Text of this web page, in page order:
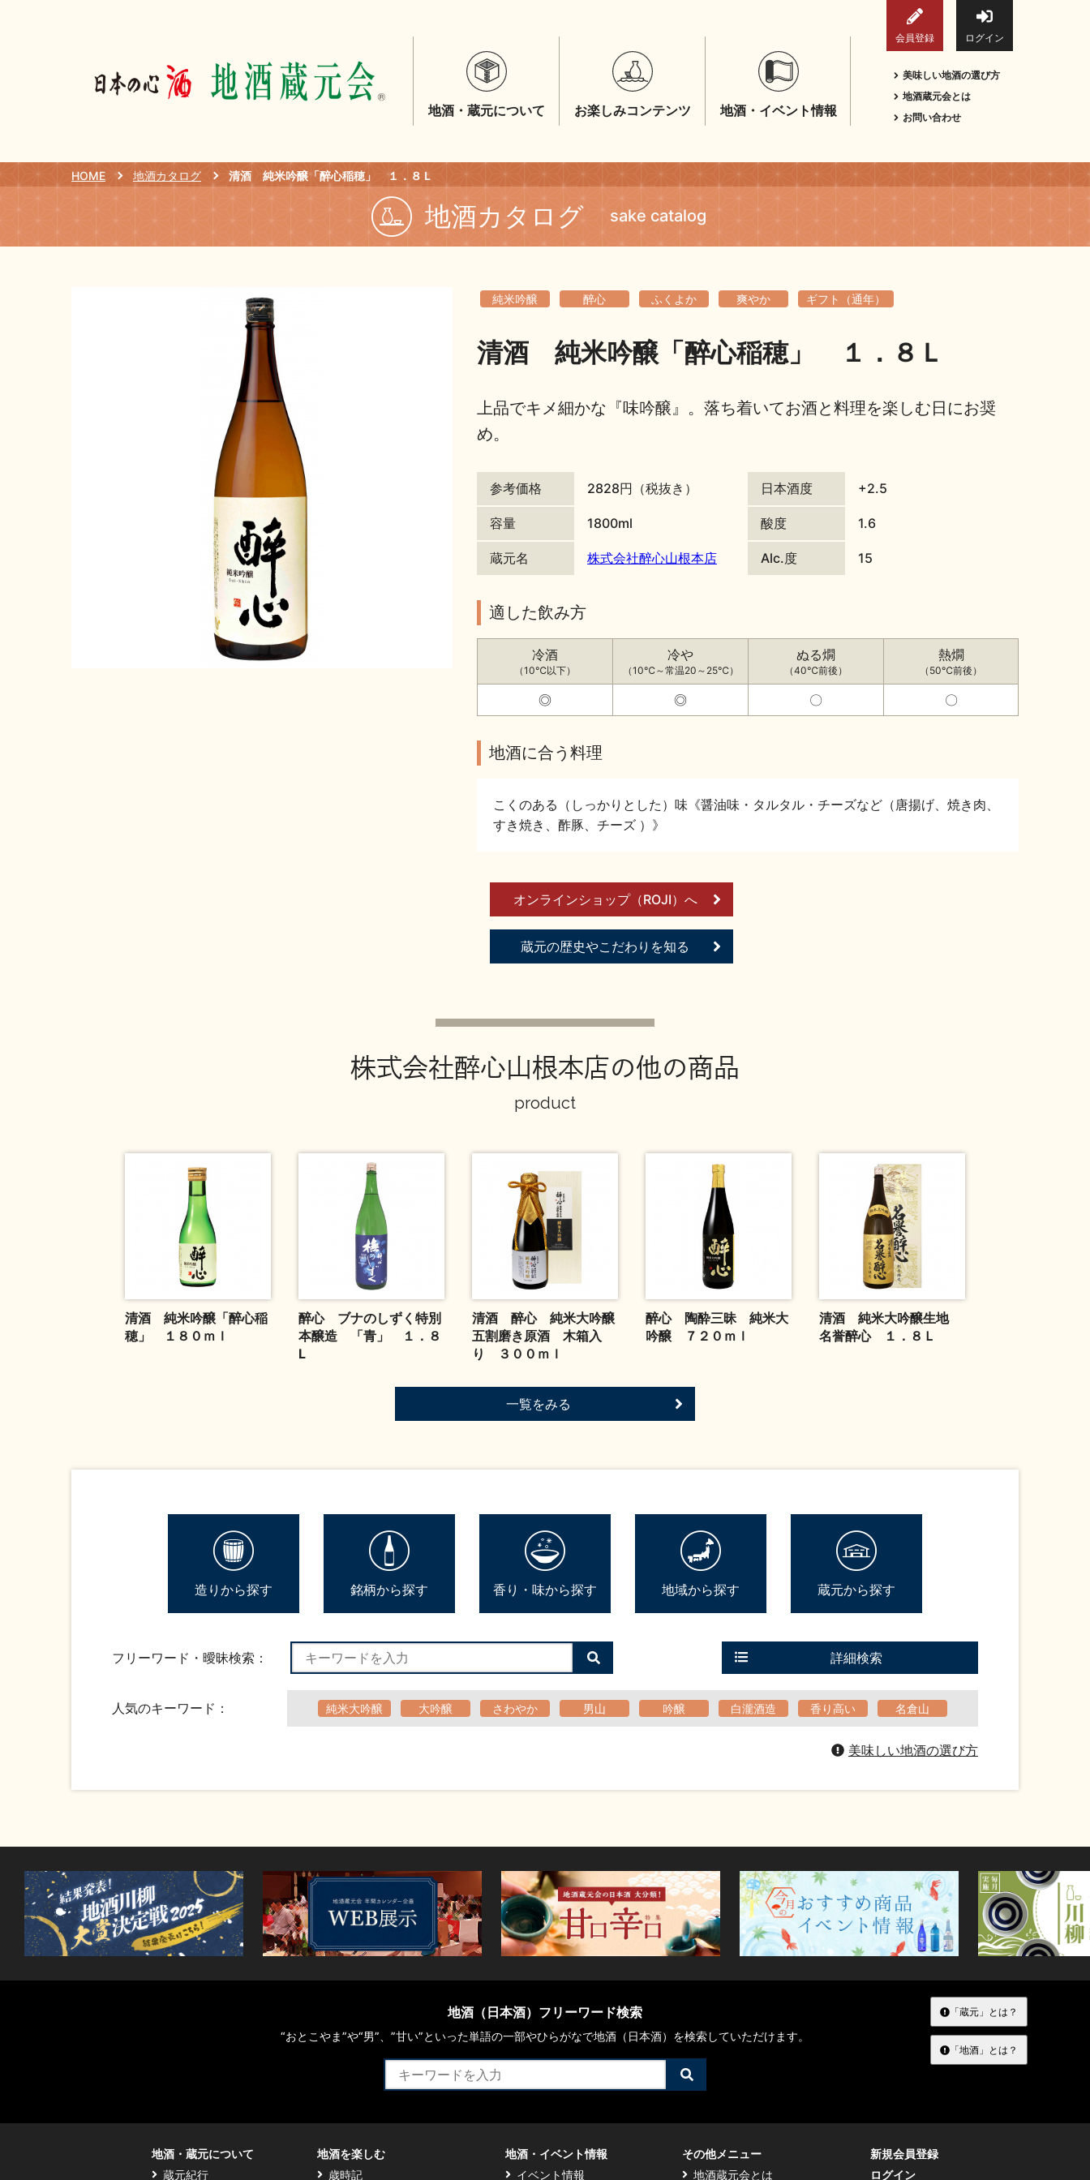
会員登録 ログイン
地酒・蔵元について お楽しみコンテンツ 地酒・イベント情報
美味しい地酒の選び方
地酒蔵元会とは
お問い合わせ
HOME 地酒カタログ 清酒 純米吟醸「醉心稲穂」 １．８Ｌ
地酒カタログ sake catalog
純米吟醸 醉心 ふくよか 爽やか ギフト（通年）
清酒 純米吟醸「醉心稲穂」 １．８Ｌ
上品でキメ細かな『味吟醸』。落ち着いてお酒と料理を楽しむ日にお奨
め。
参考価格 2828円（税抜き）
容量 1800ml
蔵元名 株式会社醉心山根本店
日本酒度 +2.5
酸度 1.6
Alc.度 15
適した飲み方
冷酒
（10℃以下）
冷や
（10℃～常温20～25℃）
ぬる燗
（40℃前後）
熱燗
（50℃前後）
◎ ◎ 〇 〇
地酒に合う料理
こくのある（しっかりとした）味《醤油味・タルタル・チーズなど（唐揚げ、焼き肉、
すき焼き、酢豚、チーズ ）》
オンラインショップ（ROJI）へ
蔵元の歴史やこだわりを知る
株式会社醉心山根本店の他の商品
product
清酒 純米吟醸「醉心稲
穂」 １８０ｍｌ
醉心 ブナのしずく特別
本醸造 「青」 １．８
L
清酒 醉心 純米大吟醸
五割磨き原酒 木箱入
り ３００ｍｌ
醉心 陶酔三昧 純米大
吟醸 ７２０ｍｌ
清酒 純米大吟醸生地
名誉醉心 １．８Ｌ
一覧をみる
造りから探す 銘柄から探す 香り・味から探す 地域から探す 蔵元から探す
フリーワード・曖昧検索：
検
索
る
詳細検索
人気のキーワード： 純米大吟醸 大吟醸 さわやか 男山 吟醸 白瀧酒造 香り高い 名倉山
美味しい地酒の選び方
地酒（日本酒）フリーワード検索
“おとこやま”や“男”、”甘い”といった単語の一部やひらがなで地酒（日本酒）を検索していただけます。
検
索
「蔵元」とは？
「地酒」とは？
地酒・蔵元について
蔵元紀行
地酒を楽しむ
歳時記
地酒・イベント情報
イベント情報
その他メニュー
地酒蔵元会とは
新規会員登録
ログイン